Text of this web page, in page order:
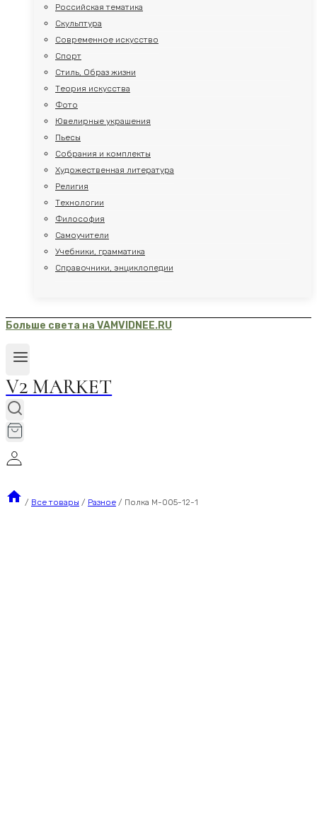
Российская тематика
Скульптура
Современное искусство
Спорт
Стиль, Образ жизни
Теория искусства
Фото
Ювелирные украшения
Пьесы
Собрания и комплекты
Художественная литература
Религия
Технологии
Философия
Самоучители
Учебники, грамматика
Справочники, энциклопедии
Больше света на VAMVIDNEE.RU
V2 MARKET
/ Все товары / Разное / Полка М-005-12-1